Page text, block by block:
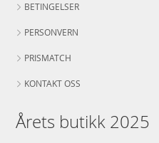
BETINGELSER
PERSONVERN
PRISMATCH
KONTAKT OSS
Årets butikk 2025